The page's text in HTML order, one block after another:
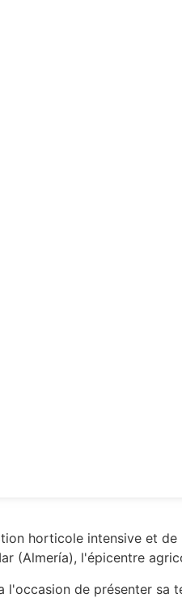
horticole intensive et
(Almería), l'épicentre
l'occasion de présenter sa